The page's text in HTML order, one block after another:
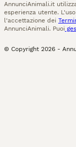
AnnunciAnimali.it
esperienza utente.
l'accettazione dei
AnnunciAnimali. Puoi
© Copyright 2026 -